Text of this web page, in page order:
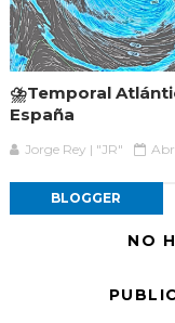
⛈️Temporal
España
Jorge Rey | "JR"
BLOGGER
NO